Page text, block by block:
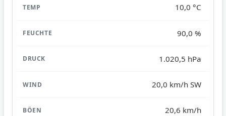
10,0 °C
90,0 %
1.020,5 hPa
20,0 km/h SW
20,6 km/h